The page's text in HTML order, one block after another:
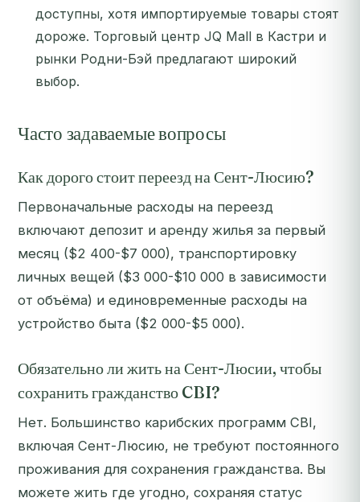
доступны, хотя импортируемые товары стоят
дороже. Торговый центр JQ Mall в Кастри и
рынки Родни-Бэй предлагают широкий
выбор.
Часто задаваемые вопросы
Как дорого стоит переезд на Сент-Люсию?
Первоначальные расходы на переезд
включают депозит и аренду жилья за первый
месяц ($2 400-$7 000), транспортировку
личных вещей ($3 000-$10 000 в зависимости
от объёма) и единовременные расходы на
устройство быта ($2 000-$5 000).
Обязательно ли жить на Сент-Люсии, чтобы
сохранить гражданство CBI?
Нет. Большинство карибских программ CBI,
включая Сент-Люсию, не требуют постоянного
проживания для сохранения гражданства. Вы
можете жить где угодно, сохраняя статус